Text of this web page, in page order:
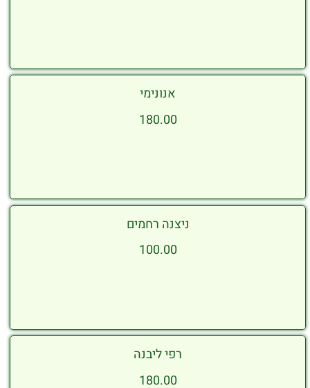
אנונימי
180.00
ניצנה רחמים
100.00
רפי ליבנה
180.00